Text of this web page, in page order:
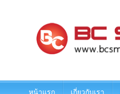
หน้าแรก เกี่ยวกับเรา